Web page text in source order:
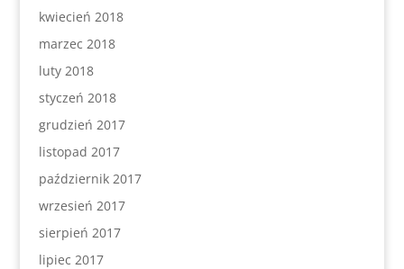
kwiecień 2018
marzec 2018
luty 2018
styczeń 2018
grudzień 2017
listopad 2017
październik 2017
wrzesień 2017
sierpień 2017
lipiec 2017